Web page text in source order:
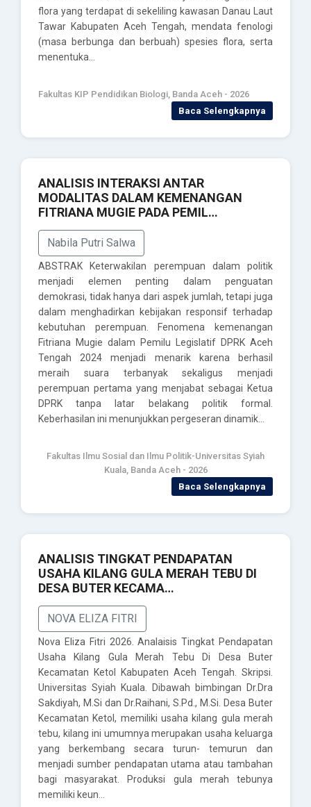
flora yang terdapat di sekeliling kawasan Danau Laut
Tawar Kabupaten Aceh Tengah, mendata fenologi
(masa berbunga dan berbuah) spesies flora, serta
menentuka…
Fakultas KIP Pendidikan Biologi, Banda Aceh - 2026
Baca Selengkapnya
ANALISIS INTERAKSI ANTAR
MODALITAS DALAM KEMENANGAN
FITRIANA MUGIE PADA PEMIL…
Nabila Putri Salwa
ABSTRAK Keterwakilan perempuan dalam politik
menjadi elemen penting dalam penguatan
demokrasi, tidak hanya dari aspek jumlah, tetapi juga
dalam menghadirkan kebijakan responsif terhadap
kebutuhan perempuan. Fenomena kemenangan
Fitriana Mugie dalam Pemilu Legislatif DPRK Aceh
Tengah 2024 menjadi menarik karena berhasil
meraih suara terbanyak sekaligus menjadi
perempuan pertama yang menjabat sebagai Ketua
DPRK tanpa latar belakang politik formal.
Keberhasilan ini menunjukkan pergeseran dinamik…
Fakultas Ilmu Sosial dan Ilmu Politik-Universitas Syiah
Kuala, Banda Aceh - 2026
Baca Selengkapnya
ANALISIS TINGKAT PENDAPATAN
USAHA KILANG GULA MERAH TEBU DI
DESA BUTER KECAMA…
NOVA ELIZA FITRI
Nova Eliza Fitri 2026. Analaisis Tingkat Pendapatan
Usaha Kilang Gula Merah Tebu Di Desa Buter
Kecamatan Ketol Kabupaten Aceh Tengah. Skripsi.
Universitas Syiah Kuala. Dibawah bimbingan Dr.Dra
Sakdiyah, M.Si dan Dr.Raihani, S.Pd., M.Si. Desa Buter
Kecamatan Ketol, memiliki usaha kilang gula merah
tebu, kilang ini umumnya merupakan usaha keluarga
yang berkembang secara turun- temurun dan
menjadi sumber pendapatan utama atau tambahan
bagi masyarakat. Produksi gula merah tebunya
memiliki keun…